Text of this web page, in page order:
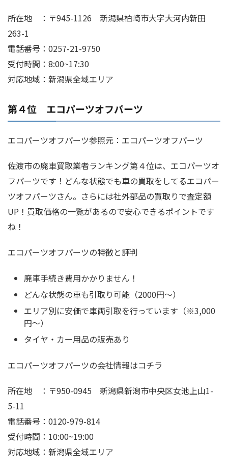
所在地 ：〒945-1126 新潟県柏崎市大字大河内新田
263-1
電話番号：0257-21-9750
受付時間：8:00~17:30
対応地域：新潟県全域エリア
第４位 エコパーツオフパーツ
エコパーツオフパーツ参照元：エコパーツオフパーツ
佐渡市の廃車買取業者ランキング第４位は、エコパーツオ
フパーツです！どんな状態でも車の買取をしてるエコパー
ツオフパーツさん。さらには社外部品の買取りで査定額
UP！買取価格の一覧があるので安心できるポイントです
ね！
エコパーツオフパーツの特徴と評判
廃車手続き費用かかりません！
どんな状態の車も引取り可能（2000円～）
エリア別に安価で車両引取を行っています（※3,000
円～）
タイヤ・カー用品の販売あり
エコパーツオフパーツの会社情報はコチラ
所在地 ：〒950-0945 新潟県新潟市中央区女池上山1-
5-11
電話番号：0120-979-814
受付時間：10:00~19:00
対応地域：新潟県全域エリア